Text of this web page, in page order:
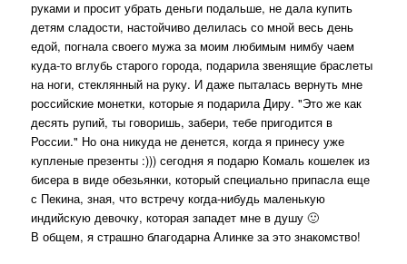
руками и просит убрать деньги подальше, не дала купить
детям сладости, настойчиво делилась со мной весь день
едой, погнала своего мужа за моим любимым нимбу чаем
куда-то вглубь старого города, подарила звенящие браслеты
на ноги, стеклянный на руку. И даже пыталась вернуть мне
российские монетки, которые я подарила Диру. "Это же как
десять рупий, ты говоришь, забери, тебе пригодится в
России." Но она никуда не денется, когда я принесу уже
купленые презенты :))) сегодня я подарю Комаль кошелек из
бисера в виде обезьянки, который специально припасла еще
с Пекина, зная, что встречу когда-нибудь маленькую
индийскую девочку, которая западет мне в душу 🙂
В общем, я страшно благодарна Алинке за это знакомство!